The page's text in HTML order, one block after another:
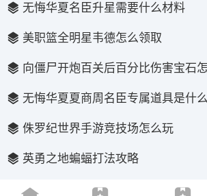
无悔华夏名臣升星需要什么材料
美职篮全明星韦德怎么领取
无悔华夏夏商周名臣专属道具是什么
侏罗纪世界手游竞技场怎么玩
英勇之地蝙蝠打法攻略